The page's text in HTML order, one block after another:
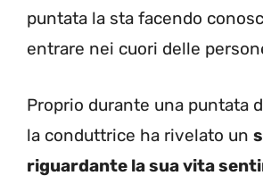
puntata la sta facendo
entrare nei cuori delle
Proprio durante una puntata
la conduttrice ha rivelato un
riguardante la sua vita